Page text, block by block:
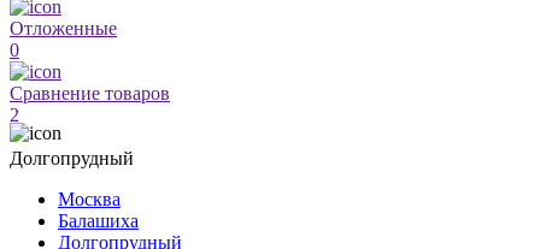
Отложенные
0
Сравнение товаров
2
Долгопрудный
Москва
Балашиха
Долгопрудный